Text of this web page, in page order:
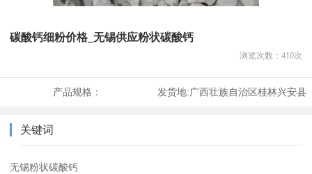
碳酸钙细粉价格_无锡供应粉状碳酸钙
浏览次数： 410次
产品规格： 发货地:广西壮族自治区桂林兴安县
关键词
无锡粉状碳酸钙